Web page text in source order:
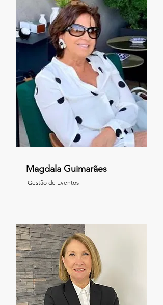
Magdala Guimarães
Gestão de Eventos